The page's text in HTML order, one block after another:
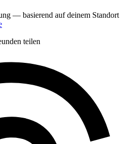
— basierend auf deinem Standort
teilen